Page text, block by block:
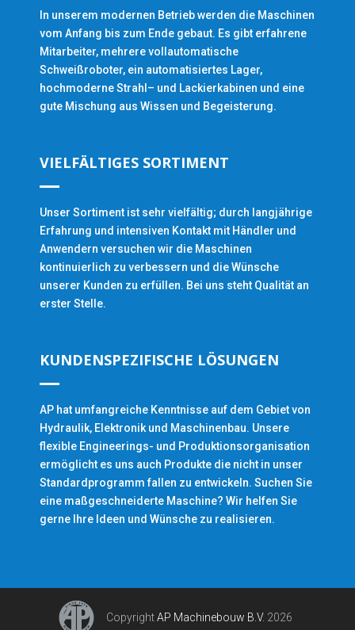
In unserem modernen Betrieb werden die Maschinen
vom Anfang bis zum Ende gebaut. Es gibt erfahrene
Mitarbeiter, mehrere vollautomatische
Schweißroboter, ein automatisiertes Lager,
hochmoderne Strahl– und Lackierkabinen und eine
gute Mischung aus Wissen und Begeisterung.
VIELFÄLTIGES SORTIMENT
Unser Sortiment ist sehr vielfältig; durch langjährige
Erfahrung und intensiven Kontakt mit Händler und
Anwendern versuchen wir die Maschinen
kontinuierlich zu verbessern und die Wünsche
unserer Kunden zu erfüllen. Bei uns steht Qualität an
erster Stelle.
KUNDENSPEZIFISCHE LÖSUNGEN
AP hat umfangreiche Kenntnisse auf dem Gebiet von
Hydraulik, Elektronik und Maschinenbau. Unsere
flexible Engineerings- und Produktionsorganisation
ermöglicht es uns auch Produkte die nicht in unser
Standardprogramm fallen zu entwickeln. Suchen Sie
eine maßgeschneiderte Maschine? Wir helfen Sie
gerne Ihre Ideen und Wünsche zu realisieren.
CopyrightAP Machinebouw B.V. 2026